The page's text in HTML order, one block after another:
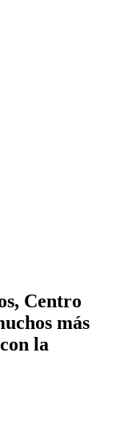
Centro
más
la